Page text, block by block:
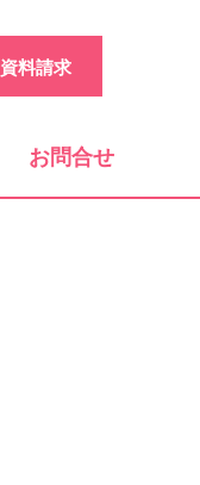
資料請求
お問合せ